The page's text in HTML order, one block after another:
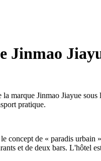
Jinmao
marque Jinmao Jiayue
pratique.
concept de « paradis
et de deux bars. L'hôtel